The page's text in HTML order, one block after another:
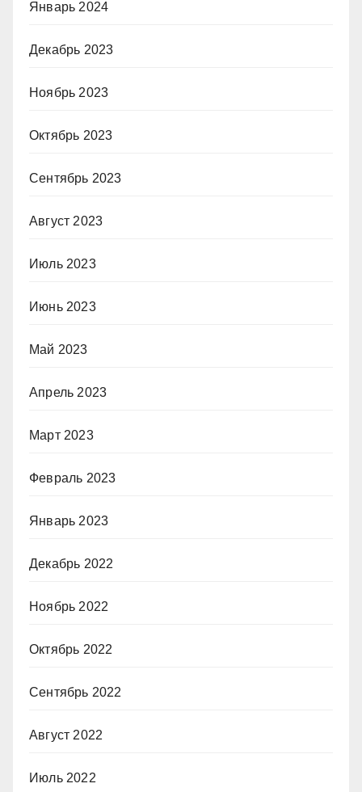
Январь 2024
Декабрь 2023
Ноябрь 2023
Октябрь 2023
Сентябрь 2023
Август 2023
Июль 2023
Июнь 2023
Май 2023
Апрель 2023
Март 2023
Февраль 2023
Январь 2023
Декабрь 2022
Ноябрь 2022
Октябрь 2022
Сентябрь 2022
Август 2022
Июль 2022